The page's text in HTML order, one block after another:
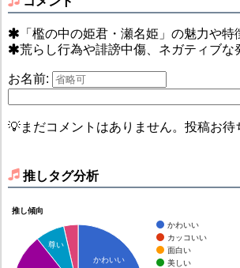
「檻の中の姫君・瀬名姫」の魅力や特
荒らし行為や誹謗中傷、ネガティブな
お名前:
💡まだコメントはありません。投稿お待
推しタグ分析
推し傾向
かわいい
カッコいい
面白い
美しい
かわいい
尊い